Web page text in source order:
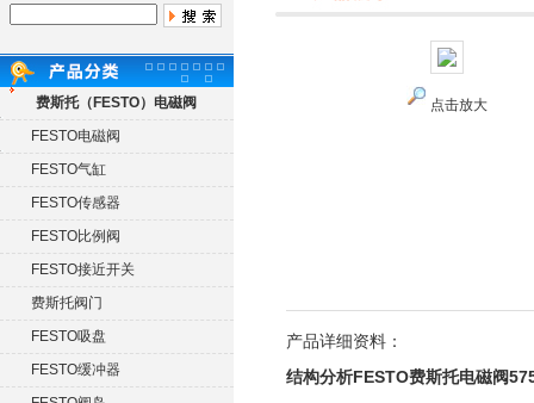
费斯托（FESTO）电磁阀
FESTO电磁阀
FESTO气缸
FESTO传感器
FESTO比例阀
FESTO接近开关
费斯托阀门
FESTO吸盘
FESTO缓冲器
点击放大
产品详细资料：
结构分析FESTO费斯托电磁阀